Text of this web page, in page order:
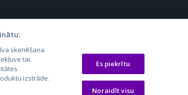
auto24.ee
KV.ee
Osta.ee
KuldneBörs.ee
skenēšana
tai.
izstrāde.
Es piekrītu
Noraidīt visu